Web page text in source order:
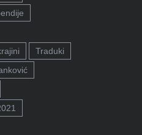
Traduki